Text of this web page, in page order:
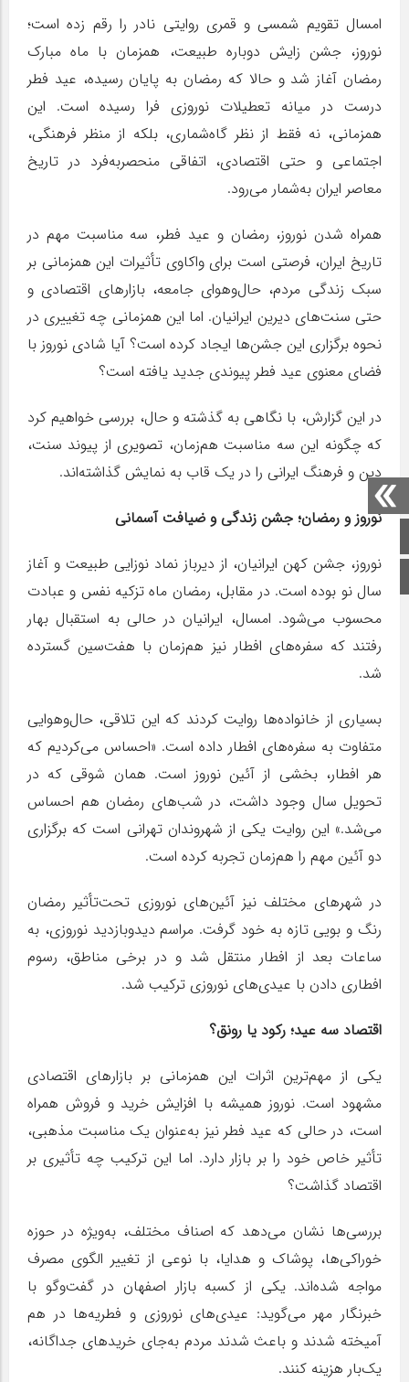
اینستاگرام
امسال تقویم شمسی و قمری روایتی نادر را رقم زده است؛
نوروز، جشن زایش دوباره طبیعت، همزمان با ماه مبارک
رمضان آغاز شد و حالا که رمضان به پایان رسیده، عید فطر
درست در میانه تعطیلات نوروزی فرا رسیده است. این
همزمانی، نه فقط از نظر گاه‌شماری، بلکه از منظر فرهنگی،
اجتماعی و حتی اقتصادی، اتفاقی منحصربه‌فرد در تاریخ
معاصر ایران به‌شمار می‌رود.
همراه شدن نوروز، رمضان و عید فطر، سه مناسبت مهم در
تاریخ ایران، فرصتی است برای واکاوی تأثیرات این همزمانی بر
سبک زندگی مردم، حال‌وهوای جامعه، بازارهای اقتصادی و
حتی سنت‌های دیرین ایرانیان. اما این همزمانی چه تغییری در
نحوه برگزاری این جشن‌ها ایجاد کرده است؟ آیا شادی نوروز با
فضای معنوی عید فطر پیوندی جدید یافته است؟
در این گزارش، با نگاهی به گذشته و حال، بررسی خواهیم کرد
که چگونه این سه مناسبت هم‌زمان، تصویری از پیوند سنت،
دین و فرهنگ ایرانی را در یک قاب به نمایش گذاشته‌اند.
نوروز و رمضان؛ جشن زندگی و ضیافت آسمانی
نوروز، جشن کهن ایرانیان، از دیرباز نماد نوزایی طبیعت و آغاز
سال نو بوده است. در مقابل، رمضان ماه تزکیه نفس و عبادت
محسوب می‌شود. امسال، ایرانیان در حالی به استقبال بهار
رفتند که سفره‌های افطار نیز هم‌زمان با هفت‌سین گسترده
شد.
بسیاری از خانواده‌ها روایت کردند که این تلاقی، حال‌وهوایی
متفاوت به سفره‌های افطار داده است. «احساس می‌کردیم که
هر افطار، بخشی از آئین نوروز است. همان شوقی که در
تحویل سال وجود داشت، در شب‌های رمضان هم احساس
می‌شد.» این روایت یکی از شهروندان تهرانی است که برگزاری
دو آئین مهم را هم‌زمان تجربه کرده است.
در شهرهای مختلف نیز آئین‌های نوروزی تحت‌تأثیر رمضان
رنگ و بویی تازه به خود گرفت. مراسم دیدوبازدید نوروزی، به
ساعات بعد از افطار منتقل شد و در برخی مناطق، رسوم
افطاری دادن با عیدی‌های نوروزی ترکیب شد.
اقتصاد سه عید؛ رکود یا رونق؟
یکی از مهم‌ترین اثرات این همزمانی بر بازارهای اقتصادی
مشهود است. نوروز همیشه با افزایش خرید و فروش همراه
است، در حالی که عید فطر نیز به‌عنوان یک مناسبت مذهبی،
تأثیر خاص خود را بر بازار دارد. اما این ترکیب چه تأثیری بر
اقتصاد گذاشت؟
بررسی‌ها نشان می‌دهد که اصناف مختلف، به‌ویژه در حوزه
خوراکی‌ها، پوشاک و هدایا، با نوعی از تغییر الگوی مصرف
مواجه شده‌اند. یکی از کسبه بازار اصفهان در گفت‌وگو با
خبرنگار مهر می‌گوید: عیدی‌های نوروزی و فطریه‌ها در هم
آمیخته شدند و باعث شدند مردم به‌جای خریدهای جداگانه،
یک‌بار هزینه کنند.